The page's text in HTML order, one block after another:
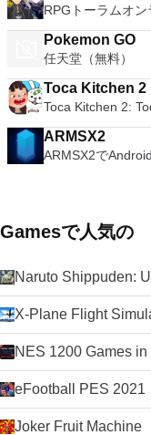
RPGトーラムオ
Pokemon GO
任天堂（無料）
Toca Kitchen 2
Toca Kitchen 2:
ARMSX2
ARMSX2で
Gamesで人気の
Naruto Shippuden:
X-Plane Flight
NES 1200 Games in
eFootball PES 2021
Joker Fruit Machine